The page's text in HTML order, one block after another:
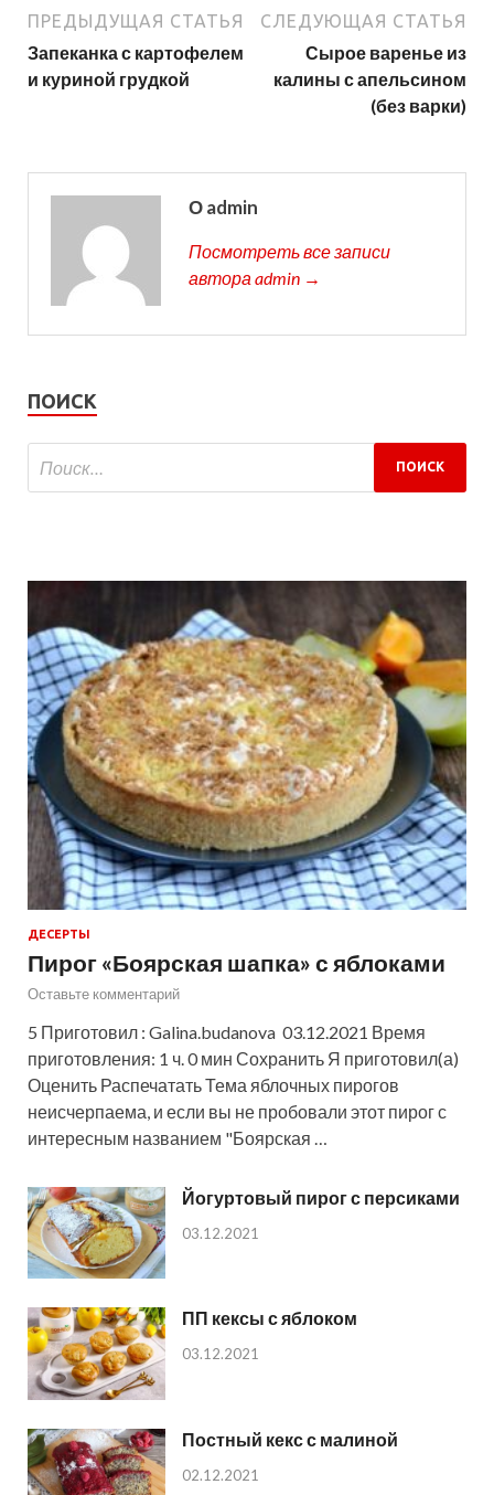
ПРЕДЫДУЩАЯ СТАТЬЯ
Запеканка с картофелем
и куриной грудкой
СЛЕДУЮЩАЯ СТАТЬЯ
Сырое варенье из
калины с апельсином
(без варки)
О admin
Посмотреть все записи
автора admin →
ПОИСК
ДЕСЕРТЫ
Пирог «Боярская шапка» с яблоками
Оставьте комментарий
5 Приготовил : Galina.budanova 03.12.2021 Время
приготовления: 1 ч. 0 мин Сохранить Я приготовил(а)
Оценить Распечатать Тема яблочных пирогов
неисчерпаема, и если вы не пробовали этот пирог с
интересным названием "Боярская …
Йогуртовый пирог с персиками
03.12.2021
ПП кексы с яблоком
03.12.2021
Постный кекс с малиной
02.12.2021